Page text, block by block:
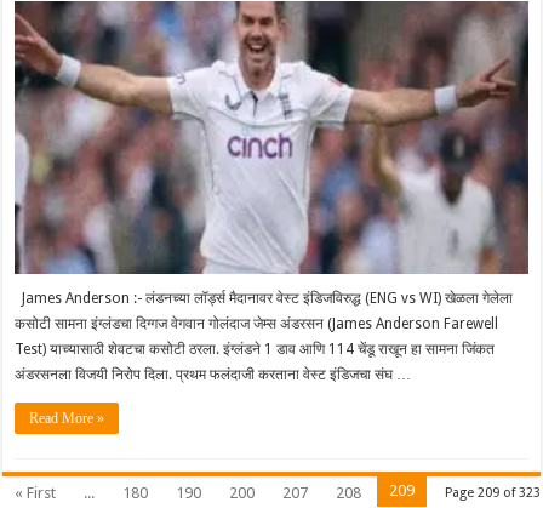
James Anderson :- लंडनच्या लॉर्ड्स मैदानावर वेस्ट इंडिजविरुद्ध (ENG vs WI) खेळला गेलेला
कसोटी सामना इंग्लंडचा दिग्गज वेगवान गोलंदाज जेम्स अंडरसन (James Anderson Farewell
Test) याच्यासाठी शेवटचा कसोटी ठरला. इंग्लंडने 1 डाव आणि 114 चेंडू राखून हा सामना जिंकत
अंडरसनला विजयी निरोप दिला. प्रथम फलंदाजी करताना वेस्ट इंडिजचा संघ …
Read More »
Page 209 of 323
« First ... 180 190 200 207 208
209